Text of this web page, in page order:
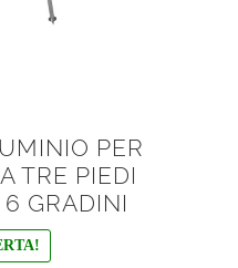
PER
TRE PIEDI
GRADINI